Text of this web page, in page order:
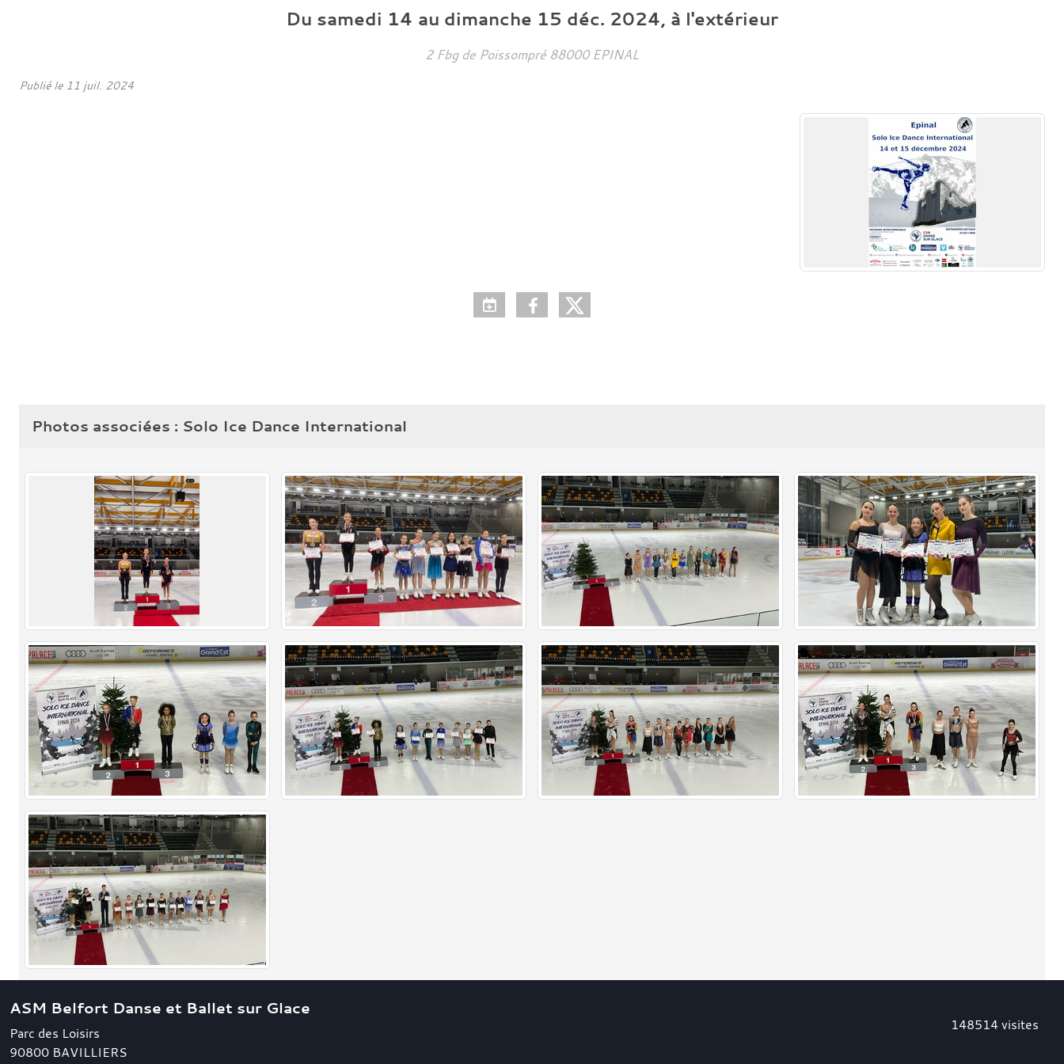
Du samedi 14 au dimanche 15 déc. 2024, à l'extérieur
2 Fbg de Poissompré 88000 EPINAL
Publié le 11 juil. 2024
Photos associées : Solo Ice Dance International
ASM Belfort Danse et Ballet sur Glace
Parc des Loisirs
90800 BAVILLIERS
148514visites